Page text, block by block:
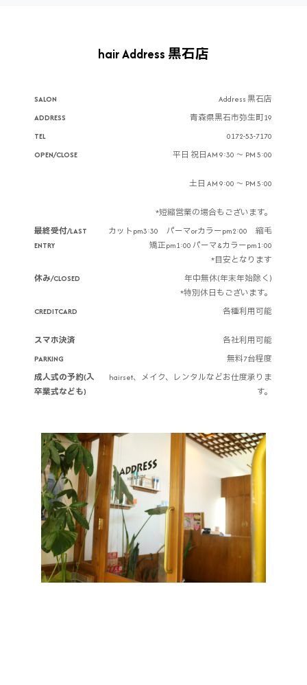
hair Address 黒石店
SALON
Address 黒石店
ADDRESS
青森県黒石市弥生町19
TEL
0172-53-7170
OPEN/CLOSE
平日 祝日AM 9:30 ～ PM 5:00
土日 AM 9:00 ～ PM 5:00
*短縮営業の場合もございます。
最終受付/LAST
ENTRY
カットpm3:30 パーマorカラーpm2:00 縮毛
矯正pm1:00 パーマ&カラーpm1:00
*目安となります
休み/CLOSED
年中無休(年末年始除く)
*特別休日もございます。
CREDITCARD
スマホ決済
各種利用可能
各社利用可能
PARKING
無料7台程度
成人式の予約(入
卒業式なども)
hairset、メイク、レンタルなどお仕度承りま
す。